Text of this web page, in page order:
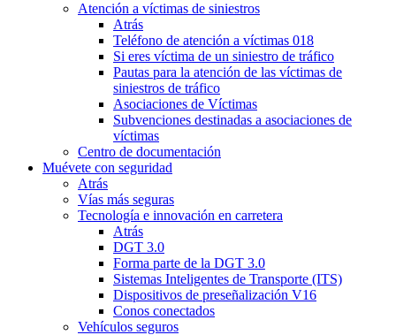
Atención a víctimas de siniestros
Atrás
Teléfono de atención a víctimas 018
Si eres víctima de un siniestro de tráfico
Pautas para la atención de las víctimas de
siniestros de tráfico
Asociaciones de Víctimas
Subvenciones destinadas a asociaciones de
víctimas
Centro de documentación
Muévete con seguridad
Atrás
Vías más seguras
Tecnología e innovación en carretera
Atrás
DGT 3.0
Forma parte de la DGT 3.0
Sistemas Inteligentes de Transporte (ITS)
Dispositivos de preseñalización V16
Conos conectados
Vehículos seguros